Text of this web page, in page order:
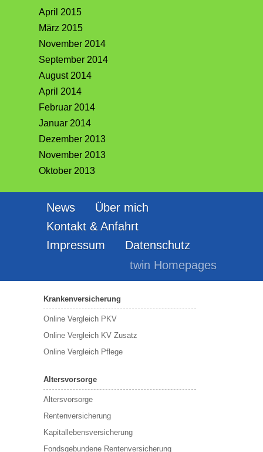
April 2015
März 2015
November 2014
September 2014
August 2014
April 2014
Februar 2014
Januar 2014
Dezember 2013
November 2013
Oktober 2013
News
Über mich
Kontakt & Anfahrt
Impressum
Datenschutz
twin Homepages
Krankenversicherung
Online Vergleich PKV
Online Vergleich KV Zusatz
Online Vergleich Pflege
Altersvorsorge
Altersvorsorge
Rentenversicherung
Kapitallebensversicherung
Fondsgebundene Rentenversicherung